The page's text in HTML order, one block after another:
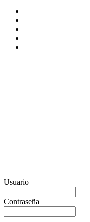
Usuario
Contraseña